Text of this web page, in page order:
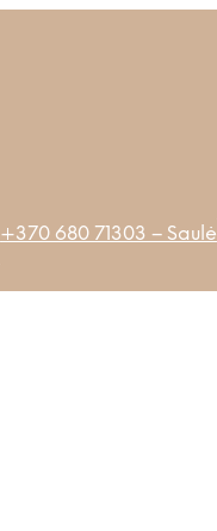
+370 680 71303 – Saulė